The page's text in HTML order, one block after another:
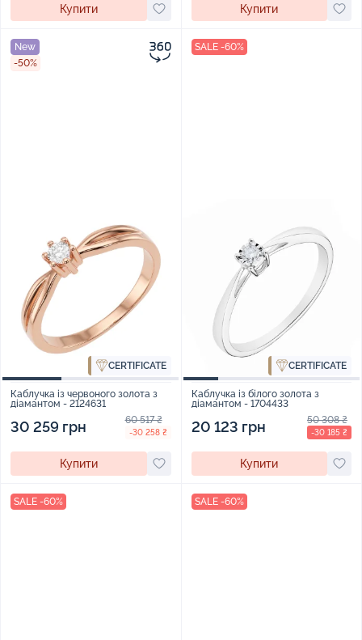
Купити Купити
New
-50%
CERTIFICATE
Каблучка із червоного золота з
діамантом - 2124631
30 259 грн 60 517 ₴
-30 258 ₴
Купити
SALE -60%
CERTIFICATE
Каблучка із білого золота з
діамантом - 1704433
20 123 грн 50 308 ₴
-30 185 ₴
Купити
SALE -60% SALE -60%